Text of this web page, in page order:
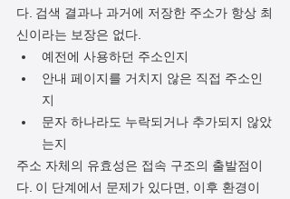
다. 검색 결과나 과거에 저장한 주소가 항상 최
신이라는 보장은 없다.
예전에 사용하던 주소인지
안내 페이지를 거치지 않은 직접 주소인
지
문자 하나라도 누락되거나 추가되지 않았
는지
주소 자체의 유효성은 접속 구조의 출발점이
다. 이 단계에서 문제가 있다면, 이후 환경이